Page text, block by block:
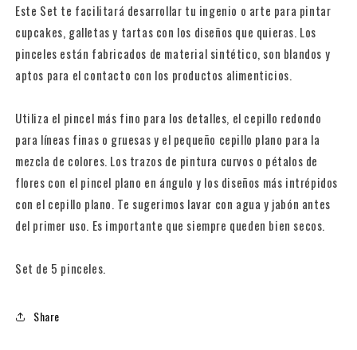
uds.
uds.
Este Set te facilitará desarrollar tu ingenio o arte para pintar
cupcakes, galletas y tartas con los diseños que quieras. Los
pinceles están fabricados de material sintético, son blandos y
aptos para el contacto con los productos alimenticios.
Utiliza el pincel más fino para los detalles, el cepillo redondo
para líneas finas o gruesas y el pequeño cepillo plano para la
mezcla de colores. Los trazos de pintura curvos o pétalos de
flores con el pincel plano en ángulo y los diseños más intrépidos
con el cepillo plano. Te sugerimos lavar con agua y jabón antes
del primer uso. Es importante que siempre queden bien secos.
Set de 5 pinceles.
Share